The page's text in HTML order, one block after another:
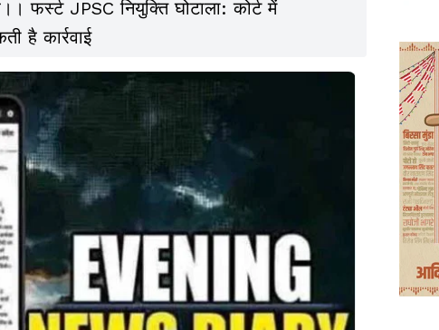
फर्स्ट JPSC नियुक्ति घोटाला: कोर्ट में
है कार्रवाई